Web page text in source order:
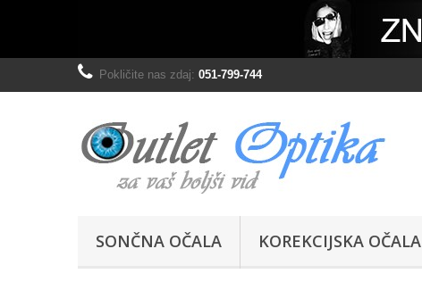
Pokličite nas zdaj: 051-799-744
SONČNA OČALA KOREKCIJSKA OČALA